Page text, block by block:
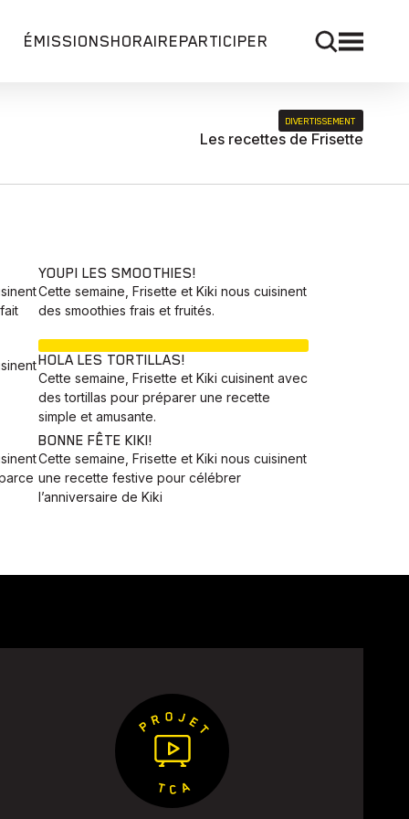
ÉMISSIONSHORAIREPARTICIPER
DIVERTISSEMENT
Les recettes de Frisette
YOUPI LES SMOOTHIES!
Cette semaine, Frisette et Kiki nous cuisinent
des smoothies frais et fruités.
HOLA LES TORTILLAS!
Cette semaine, Frisette et Kiki cuisinent avec
des tortillas pour préparer une recette
simple et amusante.
BONNE FÊTE KIKI!
Cette semaine, Frisette et Kiki nous cuisinent
une recette festive pour célébrer
l’anniversaire de Kiki